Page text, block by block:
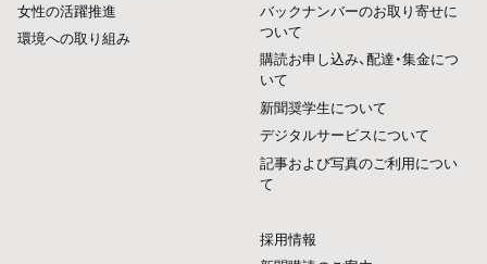
女性の活躍推進
環境への取り組み
バックナンバーのお取り寄せに
ついて
購読お申し込み、配達・集金につ
いて
新聞奨学生について
デジタルサービスについて
記事および写真のご利用につい
て
採用情報